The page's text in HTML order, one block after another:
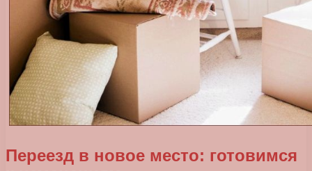
Переезд в новое место: готовимся